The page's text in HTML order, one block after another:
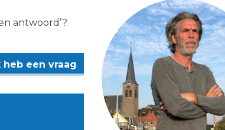
antwoord’?
heb een vraag